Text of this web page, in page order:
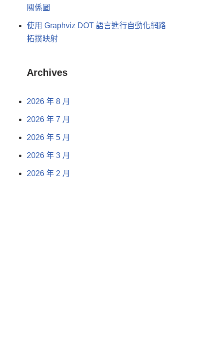
關係圖
使用 Graphviz DOT 語言進行自動化網路
拓撲映射
Archives
2026 年 8 月
2026 年 7 月
2026 年 5 月
2026 年 3 月
2026 年 2 月